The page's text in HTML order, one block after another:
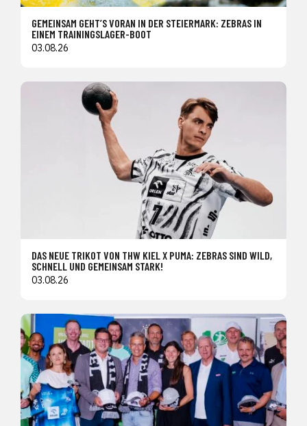
GEMEINSAM GEHT’S VORAN IN DER STEIERMARK: ZEBRAS IN
EINEM TRAININGSLAGER-BOOT
03.08.26
DAS NEUE TRIKOT VON THW KIEL X PUMA: ZEBRAS SIND WILD,
SCHNELL UND GEMEINSAM STARK!
03.08.26